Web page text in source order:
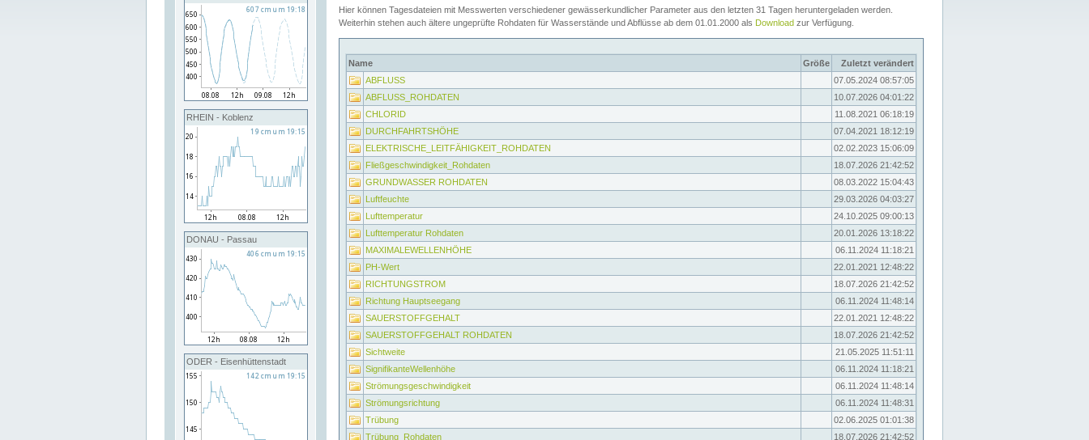
RHEIN - Koblenz
DONAU - Passau
ODER - Eisenhüttenstadt
Hier können Tagesdateien mit Messwerten verschiedener gewässerkundlicher Parameter aus den letzten 31 Tagen heruntergeladen werden.
Weiterhin stehen auch ältere ungeprüfte Rohdaten für Wasserstände und Abflüsse ab dem 01.01.2000 als Download zur Verfügung.
Name Größe
Zuletzt verändert
ABFLUSS
07.05.2024 08:57:05
ABFLUSS_ROHDATEN
10.07.2026 04:01:22
CHLORID
11.08.2021 06:18:19
DURCHFAHRTSHÖHE
07.04.2021 18:12:19
ELEKTRISCHE_LEITFÄHIGKEIT_ROHDATEN
02.02.2023 15:06:09
Fließgeschwindigkeit_Rohdaten
18.07.2026 21:42:52
GRUNDWASSER ROHDATEN
08.03.2022 15:04:43
Luftfeuchte
29.03.2026 04:03:27
Lufttemperatur
24.10.2025 09:00:13
Lufttemperatur Rohdaten
20.01.2026 13:18:22
MAXIMALEWELLENHÖHE
06.11.2024 11:18:21
PH-Wert
22.01.2021 12:48:22
RICHTUNGSTROM
18.07.2026 21:42:52
Richtung Hauptseegang
06.11.2024 11:48:14
SAUERSTOFFGEHALT
22.01.2021 12:48:22
SAUERSTOFFGEHALT ROHDATEN
18.07.2026 21:42:52
Sichtweite
21.05.2025 11:51:11
SignifikanteWellenhöhe
06.11.2024 11:18:21
Strömungsgeschwindigkeit
06.11.2024 11:48:14
Strömungsrichtung
06.11.2024 11:48:31
Trübung
02.06.2025 01:01:38
Trübung_Rohdaten
18.07.2026 21:42:52